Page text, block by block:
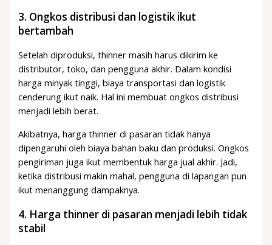
3. Ongkos distribusi dan logistik ikut
bertambah
Setelah diproduksi, thinner masih harus dikirim ke
distributor, toko, dan pengguna akhir. Dalam kondisi
harga minyak tinggi, biaya transportasi dan logistik
cenderung ikut naik. Hal ini membuat ongkos distribusi
menjadi lebih berat.
Akibatnya, harga thinner di pasaran tidak hanya
dipengaruhi oleh biaya bahan baku dan produksi. Ongkos
pengiriman juga ikut membentuk harga jual akhir. Jadi,
ketika distribusi makin mahal, pengguna di lapangan pun
ikut menanggung dampaknya.
4. Harga thinner di pasaran menjadi lebih tidak
stabil